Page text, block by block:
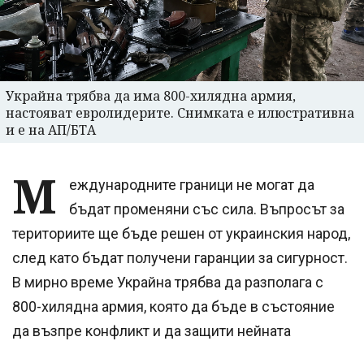
Украйна трябва да има 800-хилядна армия,
настояват евролидерите. Снимката е илюстративна
и е на АП/БТА
М
еждународните граници не могат да
бъдат променяни със сила. Въпросът за
териториите ще бъде решен от украинския народ,
след като бъдат получени гаранции за сигурност.
В мирно време Украйна трябва да разполага с
800-хилядна армия, която да бъде в състояние
да възпре конфликт и да защити нейната